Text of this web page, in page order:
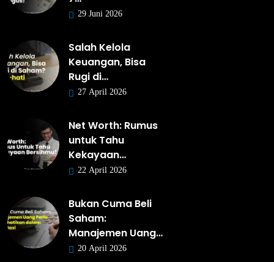
29 Juni 2026
Salah Kelola
Keuangan, Bisa
Rugi di…
27 April 2026
Net Worth: Rumus
untuk Tahu
Kekayaan…
22 April 2026
Bukan Cuma Beli
Saham:
Manajemen Uang…
20 April 2026